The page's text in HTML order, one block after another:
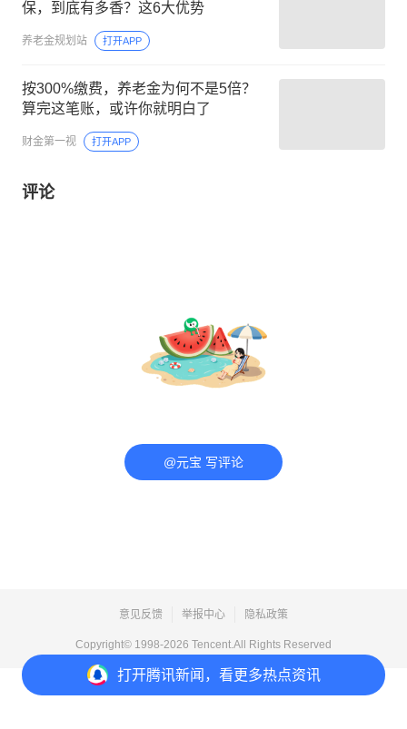
打开腾讯新闻，看更多热点资讯
保，到底有多香？这6大优势
养老金规划站 打开APP
按300%缴费，养老金为何不是5倍？
算完这笔账，或许你就明白了
财金第一视 打开APP
评论
@元宝 写评论
意见反馈 举报中心 隐私政策
Copyright© 1998-2026 Tencent.All Rights Reserved